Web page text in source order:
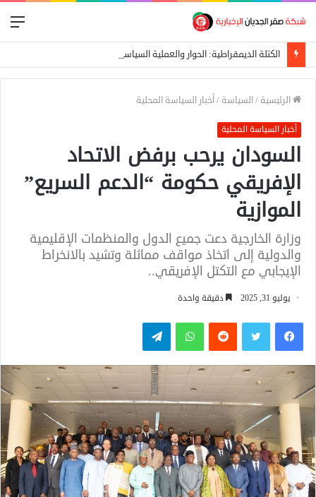
الرئيسية /السياسة /أخبار السياسة المحلية
أخبار السياسة المحلية
السودان يرحب برفض الاتحاد
الإفريقي حكومة “الدعم السريع”
الموازية
وزارة الخارجية دعت جميع الدول والمنظمات الإقليمية
والدولية إلى اتخاذ مواقف مماثلة وتشيد بالانخراط
الإيجابي مع التكتل الإفريقي..
يوليو 31, 2025 دقيقة واحدة
فيسبوكتويتر واتساب تيلقرام